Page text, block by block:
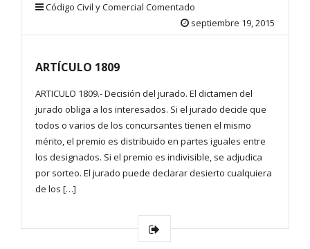
Código Civil y Comercial Comentado
septiembre 19, 2015
ARTÍCULO 1809
ARTICULO 1809.- Decisión del jurado. El dictamen del
jurado obliga a los interesados. Si el jurado decide que
todos o varios de los concursantes tienen el mismo
mérito, el premio es distribuido en partes iguales entre
los designados. Si el premio es indivisible, se adjudica
por sorteo. El jurado puede declarar desierto cualquiera
de los […]